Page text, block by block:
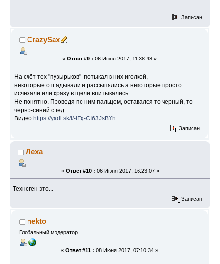
Записан
CrazySax
« Ответ #9 : 06 Июня 2017, 11:38:48 »
На счёт тех "пузырьков", потыкал в них иголкой,
некоторые отпадывали и рассыпались а некоторые просто
исчезали или сразу в щели впитывались.
Не понятно. Проведя по ним пальцем, оставался то черный, то
черно-синий след.
Видеоhttps://yadi.sk/i/-iFq-CI63JsBYh
Записан
Леха
« Ответ #10 : 06 Июня 2017, 16:23:07 »
Техноген это...
Записан
nekto
Глобальный модератор
« Ответ #11 : 08 Июня 2017, 07:10:34 »